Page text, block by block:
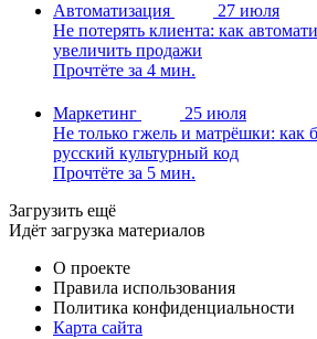
Автоматизация
27 июля
Не потерять клиента: как
увеличить продажи
Прочтёте за 4 мин.
Маркетинг
25 июля
Не только гжель и матрёшки: как
русский культурный код
Прочтёте за 5 мин.
Загрузить ещё
Идёт загрузка материалов
О проекте
Правила использования
Политика конфиденциальности
Карта сайта